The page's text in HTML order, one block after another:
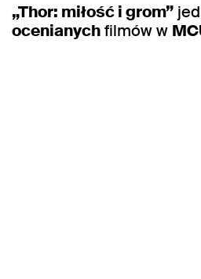
„Thor: miłość i grom”
ocenianychfilmów w